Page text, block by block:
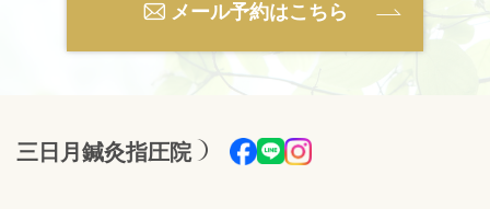
メール予約はこちら
三日月鍼灸指圧院